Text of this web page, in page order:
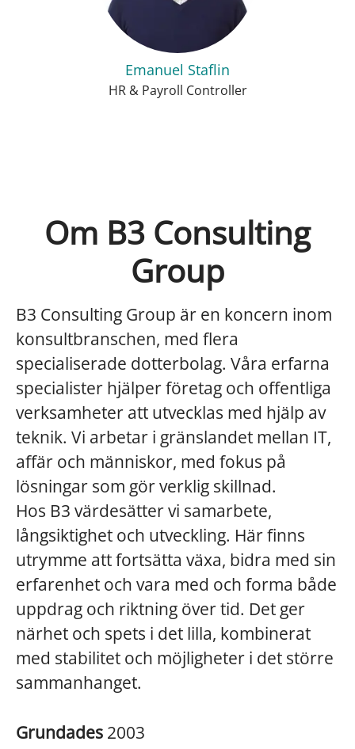
Emanuel Staflin
HR & Payroll Controller
Om B3 Consulting
Group
B3 Consulting Group är en koncern inom
konsultbranschen, med flera
specialiserade dotterbolag. Våra erfarna
specialister hjälper företag och offentliga
verksamheter att utvecklas med hjälp av
teknik. Vi arbetar i gränslandet mellan IT,
affär och människor, med fokus på
lösningar som gör verklig skillnad.
Hos B3 värdesätter vi samarbete,
långsiktighet och utveckling. Här finns
utrymme att fortsätta växa, bidra med sin
erfarenhet och vara med och forma både
uppdrag och riktning över tid. Det ger
närhet och spets i det lilla, kombinerat
med stabilitet och möjligheter i det större
sammanhanget.
Grundades 2003